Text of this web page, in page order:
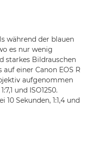
während der blauen
es nur wenig
starkes Bildrauschen
einer Canon EOS R
aufgenommen
und ISO1250.
Sekunden, 1:1,4 und